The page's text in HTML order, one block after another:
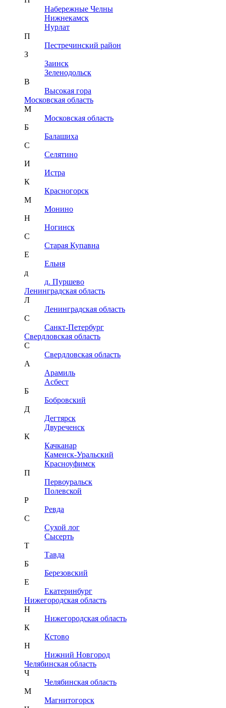
Набережные Челны
Нижнекамск
Нурлат
П
Пестречинский район
З
Заинск
Зеленодольск
В
Высокая гора
Московская область
М
Московская область
Б
Балашиха
С
Селятино
И
Истра
К
Красногорск
М
Монино
Н
Ногинск
С
Старая Купавна
Е
Ельня
д
д. Пуршево
Ленинградская область
Л
Ленинградская область
С
Санкт-Петербург
Свердловская область
С
Свердловская область
А
Арамиль
Асбест
Б
Бобровский
Д
Дегтярск
Двуреченск
К
Качканар
Каменск-Уральский
Красноуфимск
П
Первоуральск
Полевской
Р
Ревда
С
Сухой лог
Сысерть
Т
Тавда
Б
Березовский
Е
Екатеринбург
Нижегородская область
Н
Нижегородская область
К
Кстово
Н
Нижний Новгород
Челябинская область
Ч
Челябинская область
М
Магнитогорск